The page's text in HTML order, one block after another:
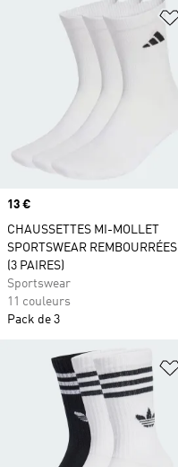
Prix
13 €
CHAUSSETTES MI-MOLLET
SPORTSWEAR REMBOURRÉES
(3 PAIRES)
Sportswear
11 couleurs
Pack de 3